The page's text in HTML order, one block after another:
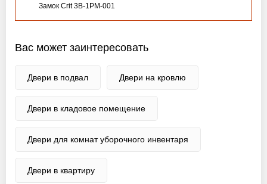
Замок Crit 3B-1PM-001
Вас может заинтересовать
Двери в подвал Двери на кровлю
Двери в кладовое помещение
Двери для комнат уборочного инвентаря
Двери в квартиру